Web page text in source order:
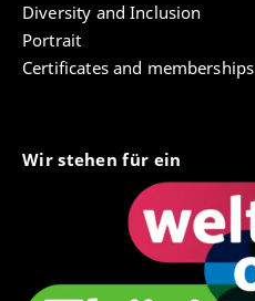
Diversity and Inclusion
Portrait
Certificates and memberships
Wir stehen für ein